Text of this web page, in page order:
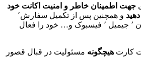
جهت اطمینان خاطر و امنیت اکانت خود
و همچنین پس از تکمیل سفارش٬
تایید دو مرحله ای اکتیویژن ٬ جیمیل ٬ فیسبوک و… خود را فعال
کارت هیچگونه مسئولیت در قبال قصور